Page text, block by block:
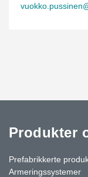
Produkter
Prefabrikkerte
Armeringssystemer